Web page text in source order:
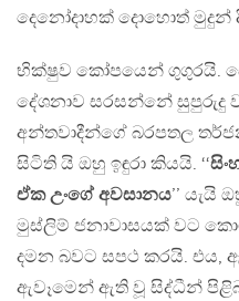
දෙනෝදාහක් දොහොත් මුදුන්
භික්ෂුව කෝපයෙන් ගුගුරයි.
දේශනාව සරසන්නේ සුපුරුදු
අන්තවාදීන්ගේ බරපතල
සිටිති යි ඔහු ඉඳුරා කියයි. ‘‘
ඒක උංගේ අවසානය’’ යැයි
මුස්ලිම් ජනාවාසයක් වට
දමන බවට සපථ කරයි. එය,
ඇවෑමෙන් ඇති වූ සිද්ධීන්